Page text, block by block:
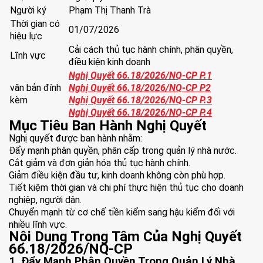
Người ký
Phạm Thị Thanh Trà
Thời gian có
hiệu lực
01/07/2026
Lĩnh vực
Cải cách thủ tục hành chính, phân quyền,
điều kiện kinh doanh
văn bản đính
kèm
Nghị Quyết 66.18/2026/NQ-CP P.1
Nghị Quyết 66.18/2026/NQ-CP P2
Nghị Quyết 66.18/2026/NQ-CP P.3
Nghị Quyết 66.18/2026/NQ-CP P.4
Mục Tiêu Ban Hành Nghị Quyết
Nghị quyết được ban hành nhằm:
Đẩy mạnh phân quyền, phân cấp trong quản lý nhà nước.
Cắt giảm và đơn giản hóa thủ tục hành chính.
Giảm điều kiện đầu tư, kinh doanh không còn phù hợp.
Tiết kiệm thời gian và chi phí thực hiện thủ tục cho doanh
nghiệp, người dân.
Chuyển mạnh từ cơ chế tiền kiểm sang hậu kiểm đối với
nhiều lĩnh vực.
Nội Dung Trọng Tâm Của Nghị Quyết
66.18/2026/NQ-CP